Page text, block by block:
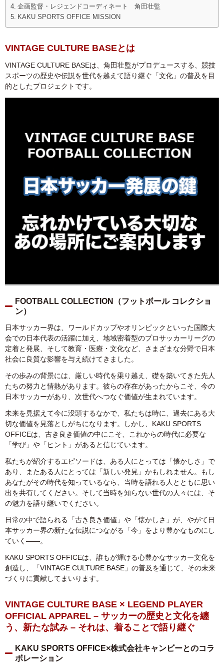
企画監督・レジェンドコーディネート 角田壮監
KAKU SPORTS OFFICE MISSION
VINTAGE CULTURE BASEとは
VINTAGE CULTURE BASEは、角田壮監がプロデュースする、競技
スポーツの歴史や伝説を世代を越えて語り継ぐ「文化」の普及を目
的としたプロジェクトです。
FOOTBALL COLLECTION（フットボール コレクショ
ン）
日本サッカー界は、ワールドカップやオリンピックといった国際大
会での日本代表の活躍に加え、地域密着型のプロサッカーリーグの
定着と発展、そして教育・医療・文化など、さまざまな分野で日本
社会に良質な影響を与え続けてきました。
その歩みの背景には、厳しい時代を乗り越え、礎を築いてきた先人
たちの努力と情熱があります。彼らの存在があったからこそ、今の
日本サッカーがあり、次世代へつなぐ価値が生まれています。
未来を見据えて今に没頭するなかで、私たちは時に、過去にある大
切な価値を見落としがちになります。しかし、KAKU SPORTS
OFFICEは、古き良き価値の中にこそ、これからの時代に必要な
「学び」や「ヒント」があると信じています。
私たちが紹介するエピソードは、ある人にとっては「懐かしさ」で
あり、またある人にとっては「新しい発見」かもしれません。もし
あなたがその時代を知っているなら、当時を語れる人とともに思い
出を共有してください。そして当時を知らない世代の人々には、そ
の魅力を語り継いでください。
日常の中で語られる「古き良き価値」や「懐かしさ」が、やがて日
本サッカー界の新たな伝説につながる「今」をより豊かなものにし
ていく――。
KAKU SPORTS OFFICEは、誰もが輝ける心豊かなサッカー文化を
創造し、「VINTAGE CULTURE BASE 」の普及を通じて、その未来
づくりに貢献してまいります。
VINTAGE CULTURE BASE × LEGEND PLAYER
OFFICIAL APPAREL – サッカーの歴史と文化を纏
う、新たな試み – それは、着ることで語り継ぐ
KAKU SPORTS OFFICE×株式会社キャンビーとのコラ
ボレーション